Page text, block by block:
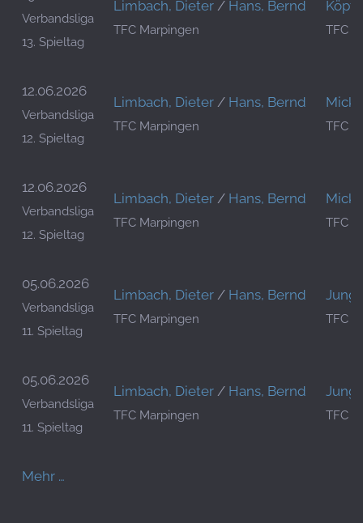
Verbandsliga
13. Spieltag
Limbach, Dieter / Hans, Bernd
TFC Marpingen TFC
12.06.2026
Verbandsliga
12. Spieltag
Limbach, Dieter / Hans, Bernd
TFC Marpingen TFC
12.06.2026
Verbandsliga
12. Spieltag
Limbach, Dieter / Hans, Bernd
TFC Marpingen TFC
05.06.2026
Verbandsliga
11. Spieltag
Limbach, Dieter / Hans, Bernd
TFC Marpingen TFC
05.06.2026
Verbandsliga
11. Spieltag
Limbach, Dieter / Hans, Bernd
TFC Marpingen TFC
Mehr …